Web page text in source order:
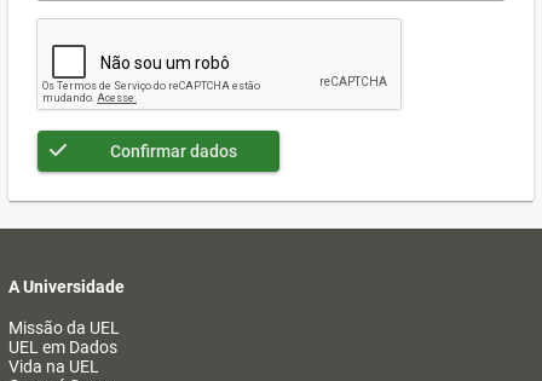
Confirmar dados
A Universidade
Missão da UEL
UEL em Dados
Vida na UEL